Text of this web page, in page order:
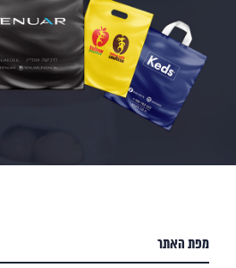
מפת האתר